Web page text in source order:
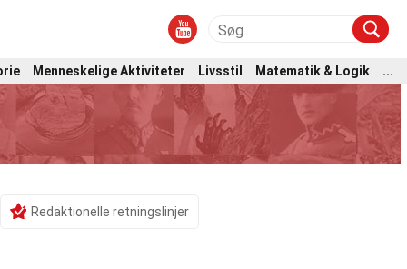
Menneskelige Aktiviteter Livsstil Matematik & Logik
...
Redaktionelle retningslinjer